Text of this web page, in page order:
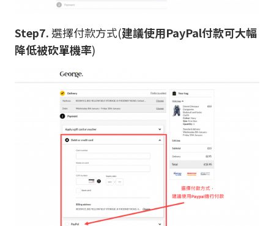
Step7. 選擇付款方式(建議使用PayPal付款可大幅
降低被砍單機率)